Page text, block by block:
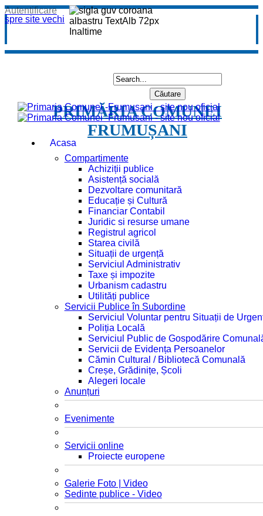
spre site vechi
Autentificare
PRIMĂRIA COMUNEI
FRUMUȘANI
Acasa
Compartimente
Achiziții publice
Asistență socială
Dezvoltare comunitară
Educație și Cultură
Financiar Contabil
Juridic si resurse umane
Registrul agricol
Starea civilă
Situații de urgență
Serviciul Administrativ
Taxe și impozite
Urbanism cadastru
Utilități publice
Servicii Publice în Subordine
Serviciul Voluntar pentru Situații de
Poliția Locală
Serviciul Public de Gospodărire
Servicii de Evidența Persoanelor
Cămin Cultural / Bibliotecă Comunală
Creșe, Grădinițe, Școli
Alegeri locale
Anunțuri
Evenimente
Servicii online
Proiecte europene
Galerie Foto | Video
Sedinte publice - Video